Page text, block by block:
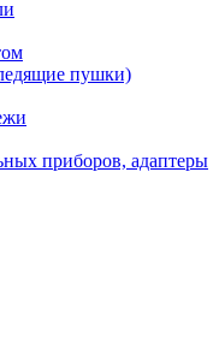
пушки)
приборов, адаптеры